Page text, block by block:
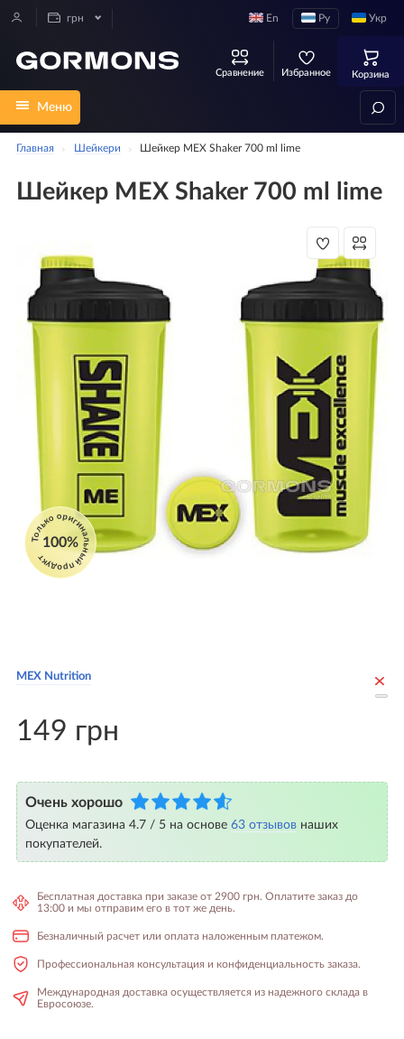
грн Укр
Ру
En
Сравнение Избранное Корзина
Меню
Главная Шейкери Шейкер MEX Shaker 700 ml lime
Шейкер MEX Shaker 700 ml lime
Только оригинальный продукт
100%
MEX Nutrition
149 грн
Очень хорошо
Оценка магазина 4.7 / 5 на основе 63 отзывов наших
покупателей.
Бесплатная доставка при заказе от 2900 грн. Оплатите заказ до
13:00 и мы отправим его в тот же день.
Безналичный расчет или оплата наложенным платежом.
Профессиональная консультация и конфиденциальность заказа.
Международная доставка осуществляется из надежного склада в
Евросоюзе.